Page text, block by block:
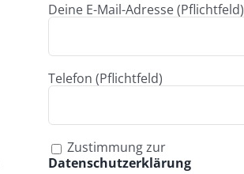
Deine E-Mail-Adresse (Pflichtfeld)
Telefon (Pflichtfeld)
Zustimmung zur
Datenschutzerklärung